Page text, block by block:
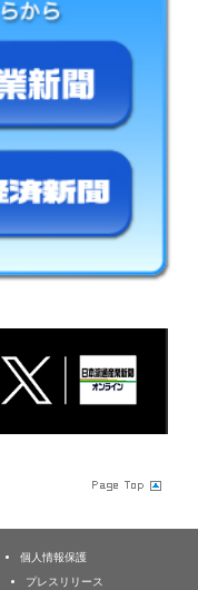
個人情報保護
プレスリリース